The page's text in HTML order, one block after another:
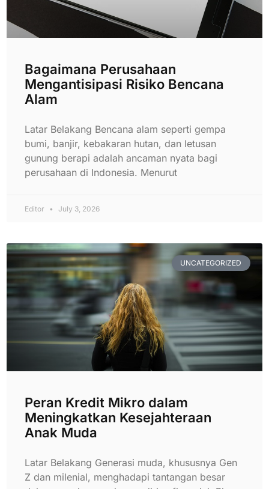
Bagaimana Perusahaan
Mengantisipasi Risiko Bencana
Alam
Latar Belakang Bencana alam seperti gempa
bumi, banjir, kebakaran hutan, dan letusan
gunung berapi adalah ancaman nyata bagi
perusahaan di Indonesia. Menurut
Editor July 3, 2026
UNCATEGORIZED
Peran Kredit Mikro dalam
Meningkatkan Kesejahteraan
Anak Muda
Latar Belakang Generasi muda, khususnya Gen
Z dan milenial, menghadapi tantangan besar